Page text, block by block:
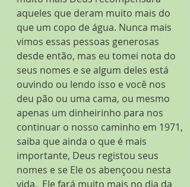
aqueles que deram muito mais do
que um copo de água. Nunca mais
vimos essas pessoas generosas
desde então, mas eu tomei nota do
seus nomes e se algum deles está
ouvindo ou lendo isso e você nos
deu pão ou uma cama, ou mesmo
apenas um dinheirinho para nos
continuar o nosso caminho em 1971,
saiba que ainda o que é mais
importante, Deus registou seus
nomes e se Ele os abençoou nesta
vida,  Ele fará muito mais no dia da